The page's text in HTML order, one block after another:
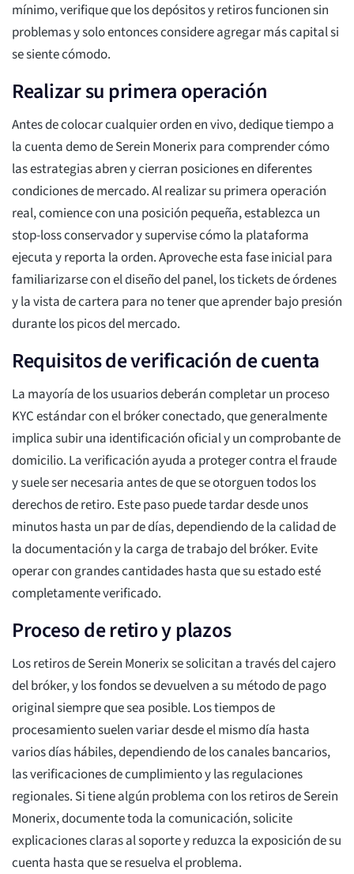
mínimo, verifique que los depósitos y retiros funcionen sin
problemas y solo entonces considere agregar más capital si
se siente cómodo.
Realizar su primera operación
Antes de colocar cualquier orden en vivo, dedique tiempo a
la cuenta demo de Serein Monerix para comprender cómo
las estrategias abren y cierran posiciones en diferentes
condiciones de mercado. Al realizar su primera operación
real, comience con una posición pequeña, establezca un
stop-loss conservador y supervise cómo la plataforma
ejecuta y reporta la orden. Aproveche esta fase inicial para
familiarizarse con el diseño del panel, los tickets de órdenes
y la vista de cartera para no tener que aprender bajo presión
durante los picos del mercado.
Requisitos de verificación de cuenta
La mayoría de los usuarios deberán completar un proceso
KYC estándar con el bróker conectado, que generalmente
implica subir una identificación oficial y un comprobante de
domicilio. La verificación ayuda a proteger contra el fraude
y suele ser necesaria antes de que se otorguen todos los
derechos de retiro. Este paso puede tardar desde unos
minutos hasta un par de días, dependiendo de la calidad de
la documentación y la carga de trabajo del bróker. Evite
operar con grandes cantidades hasta que su estado esté
completamente verificado.
Proceso de retiro y plazos
Los retiros de Serein Monerix se solicitan a través del cajero
del bróker, y los fondos se devuelven a su método de pago
original siempre que sea posible. Los tiempos de
procesamiento suelen variar desde el mismo día hasta
varios días hábiles, dependiendo de los canales bancarios,
las verificaciones de cumplimiento y las regulaciones
regionales. Si tiene algún problema con los retiros de Serein
Monerix, documente toda la comunicación, solicite
explicaciones claras al soporte y reduzca la exposición de su
cuenta hasta que se resuelva el problema.